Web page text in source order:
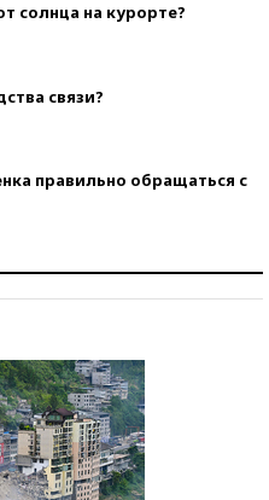
солнца на курорте?
связи?
правильно обращаться с